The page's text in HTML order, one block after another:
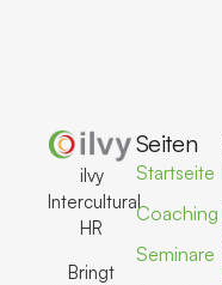
ilvy
Intercultural
HR
Bringt
Seiten
Startseite
Coaching
Seminare